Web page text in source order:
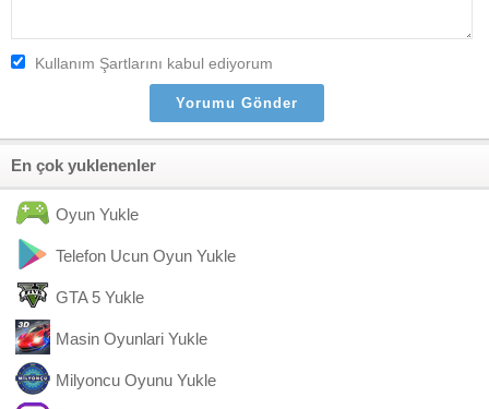
Kullanım Şartlarını kabul ediyorum
En çok yuklenenler
Oyun Yukle
Telefon Ucun Oyun Yukle
GTA 5 Yukle
Masin Oyunlari Yukle
Milyoncu Oyunu Yukle